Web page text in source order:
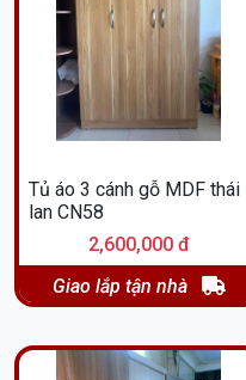
Tủ áo 3 cánh gỗ MDF thái
lan CN58
2,600,000 đ
Giao lắp tận nhà